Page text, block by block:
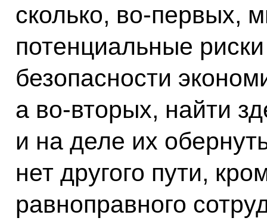
сколько, во‑первых,
потенциальные
безопасности
а во‑вторых, найти
и на деле их
нет другого пути,
равноправного